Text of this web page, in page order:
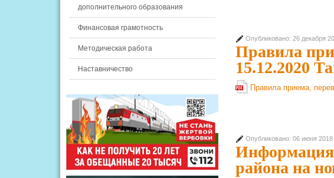
Опубликовано: 26 декабря
Правила
15.12.2020
Правила приема,
Опубликовано: 06 июня 2018
Информация
района на
дополнительного образования
Финансовая грамотность
Методическая работа
Наставничество